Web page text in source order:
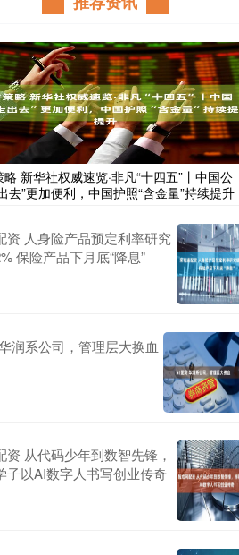
新华社权威速览·非凡“十四五”丨中国公
去”更加便利，中国护照“含金量”持续提升
资 人身险产品预定利率研究
保险产品下月底“降息”
润系公司，管理层大换血
资 从代码少年到数智先锋，
子以AI数字人书写创业传奇